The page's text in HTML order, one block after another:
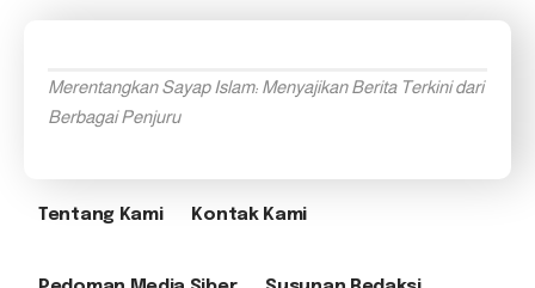
Merentangkan Sayap Islam: Menyajikan Berita Terkini dari
Berbagai Penjuru
Tentang Kami Kontak Kami